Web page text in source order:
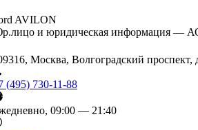
AVILON
и юридическая информация —
Москва, Волгоградский проспект,
(495) 730-11-88
09:00 — 21:40